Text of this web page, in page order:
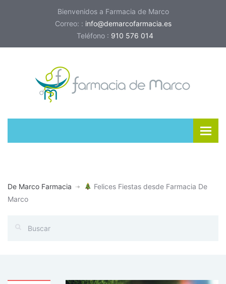
Bienvenidos a Farmacia de Marco
Correo: : info@demarcofarmacia.es
Teléfono : 910 576 014
De Marco Farmacia
Felices Fiestas desde Farmacia De
Marco